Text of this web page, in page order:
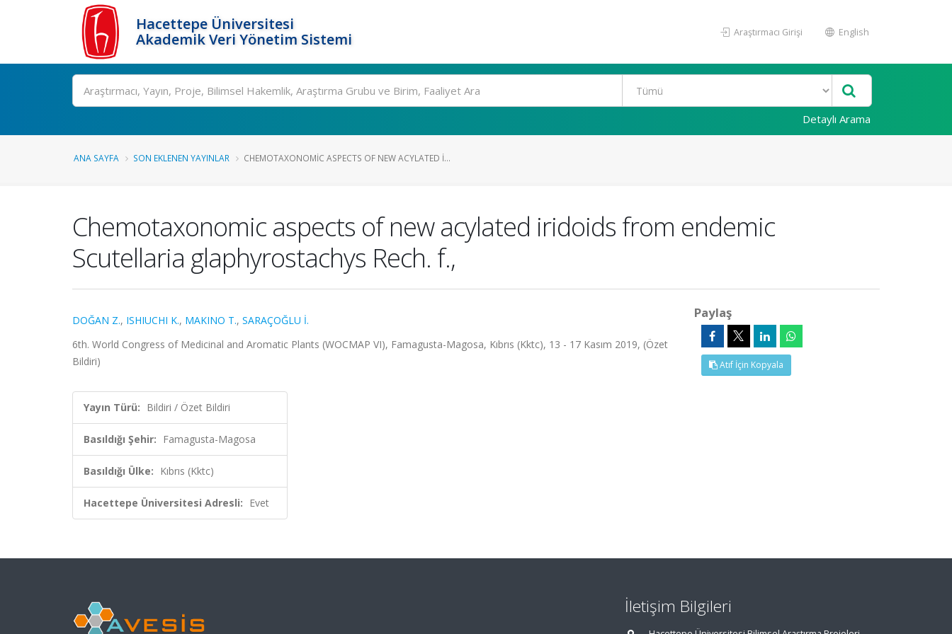
Hacettepe Üniversitesi
Akademik Veri Yönetim Sistemi
Araştırmacı Girişi English
Ara
Detaylı Arama
ANA SAYFA SON EKLENEN YAYINLAR CHEMOTAXONOMIC ASPECTS OF NEW ACYLATED I...
Chemotaxonomic aspects of new acylated iridoids from endemic
Scutellaria glaphyrostachys Rech. f.,
DOĞAN Z., ISHIUCHI K., MAKINO T., SARAÇOĞLU İ.
6th. World Congress of Medicinal and Aromatic Plants (WOCMAP VI), Famagusta-Magosa, Kıbrıs (Kktc), 13 - 17 Kasım 2019, (Özet
Bildiri)
Yayın Türü: Bildiri / Özet Bildiri
Basıldığı Şehir: Famagusta-Magosa
Basıldığı Ülke: Kıbrıs (Kktc)
Hacettepe Üniversitesi Adresli: Evet
Paylaş
Atıf İçin Kopyala
İletişim Bilgileri